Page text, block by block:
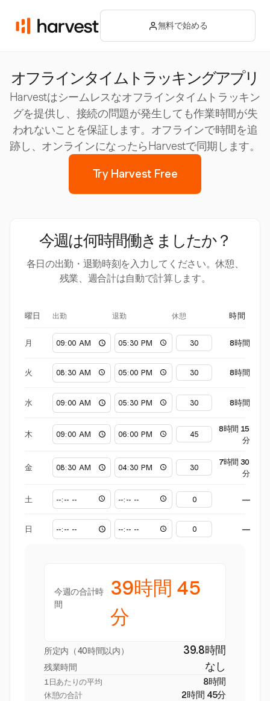
無料で始める
オフラインタイムトラッキングアプリ
Harvestはシームレスなオフラインタイムトラッキン
グを提供し、接続の問題が発生しても作業時間が失
われないことを保証します。オフラインで時間を追
跡し、オンラインになったらHarvestで同期します。
Try Harvest Free
今週は何時間働きましたか？
各日の出勤・退勤時刻を入力してください。休憩、
残業、週合計は自動で計算します。
曜日 出勤 退勤 休憩 時間
月 8時間
火 8時間
水 8時間
木
8時間 15
分
金
7時間 30
分
土 —
日 —
今週の合計時
間
39時間 45
分
所定内（40時間以内） 39.8時間
残業時間 なし
1日あたりの平均 8時間
休憩の合計 2時間 45分